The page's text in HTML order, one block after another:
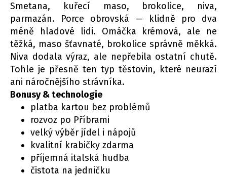
Smetana, kuřecí maso, brokolice, niva,
parmazán. Porce obrovská — klidně pro dva
méně hladové lidi. Omáčka krémová, ale ne
těžká, maso šťavnaté, brokolice správně měkká.
Niva dodala výraz, ale nepřebila ostatní chutě.
Tohle je přesně ten typ těstovin, které neurazí
ani náročnějšího strávníka.
Bonusy & technologie
platba kartou bez problémů
rozvoz po Příbrami
velký výběr jídel i nápojů
kvalitní krabičky zdarma
příjemná italská hudba
čistota na jedničku